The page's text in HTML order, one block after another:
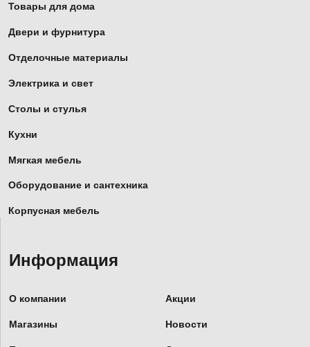
Товары для дома
Двери и фурнитура
Отделочные материалы
Электрика и свет
Столы и стулья
Кухни
Мягкая мебель
Оборудование и сантехника
Корпусная мебель
Информация
О компании Акции
Магазины Новости